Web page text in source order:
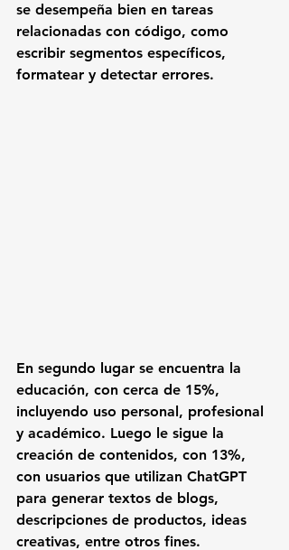
se desempeña bien en tareas
relacionadas con código, como
escribir segmentos específicos,
formatear y detectar errores.
En segundo lugar se encuentra la
educación, con cerca de 15%,
incluyendo uso personal, profesional
y académico. Luego le sigue la
creación de contenidos, con 13%,
con usuarios que utilizan ChatGPT
para generar textos de blogs,
descripciones de productos, ideas
creativas, entre otros fines.